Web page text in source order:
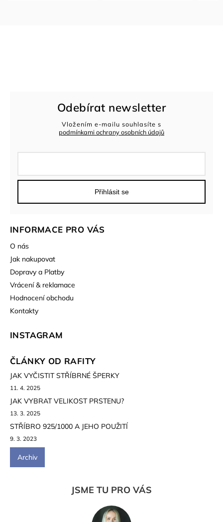
INFORMACE PRO VÁS
O nás
Jak nakupovat
Dopravy a Platby
Vrácení & reklamace
Hodnocení obchodu
Kontakty
Odebírat newsletter
Vložením e-mailu souhlasíte s
podmínkami ochrany osobních údajů
Přihlásit se
INSTAGRAM
ČLÁNKY OD RAFITY
JAK VYČISTIT STŘÍBRNÉ ŠPERKY
11. 4. 2025
JAK VYBRAT VELIKOST PRSTENU?
13. 3. 2025
STŘÍBRO 925/1000 A JEHO POUŽITÍ
9. 3. 2023
Archiv
JSME TU PRO VÁS